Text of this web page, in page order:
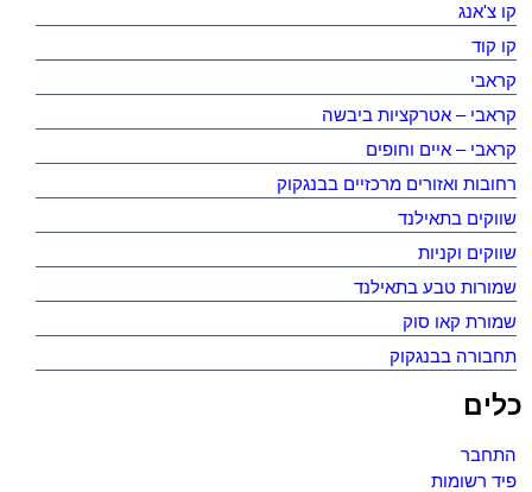
קו צ'אנג
קו קוד
קראבי
קראבי – אטרקציות ביבשה
קראבי – איים וחופים
רחובות ואזורים מרכזיים בבנגקוק
שווקים בתאילנד
שווקים וקניות
שמורות טבע בתאילנד
שמורת קאו סוק
תחבורה בבנגקוק
כלים
התחבר
פיד רשומות